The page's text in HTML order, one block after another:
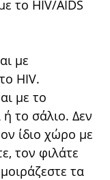
το HIV/AIDS
με
HIV.
με το
το σάλιο. Δεν
ίδιο χώρο με
τον φιλάτε
τα